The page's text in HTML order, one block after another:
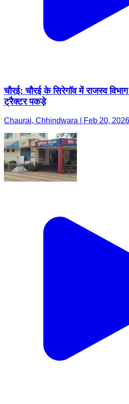
चौरई: चौरई के सिरेगॉव में राजस्व
ट्रैक्टर पकड़े
Chaurai, Chhindwara | Feb 20, 2026